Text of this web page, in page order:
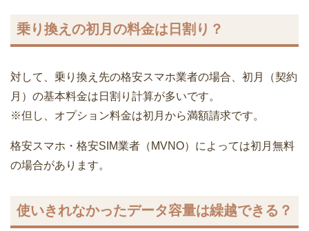
乗り換えの初月の料金は日割り？
対して、乗り換え先の格安スマホ業者の場合、初月（契約
月）の基本料金は日割り計算が多いです。
※但し、オプション料金は初月から満額請求です。
格安スマホ・格安SIM業者（MVNO）によっては初月無料
の場合があります。
使いきれなかったデータ容量は繰越できる？